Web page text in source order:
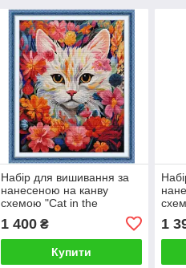
Набір для вишивання за
нанесеною на канву
схемою "Cat in the
printed 51*63 см
1 400₴
Купити
см
1